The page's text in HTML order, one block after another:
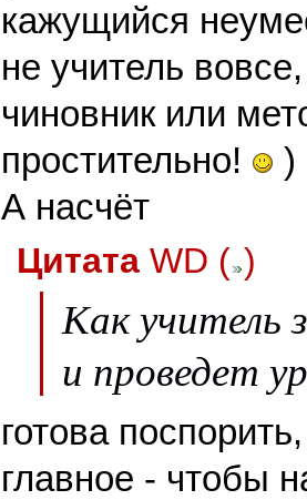
кажущийся
не учитель
чиновник или
простительно!
)
А насчёт
Цитата WD ( )
Как учитель
и проведет
готова
главное - чтобы